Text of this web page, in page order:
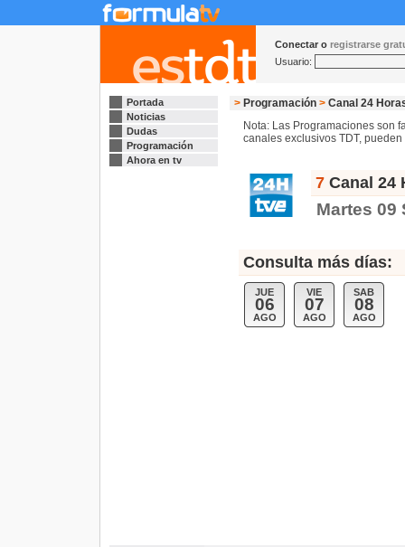
Conectar o registrarse
Usuario:
Portada
Noticias
Dudas
Programación
Ahora en tv
> Programación > Canal 24
Nota: Las Programaciones son
canales exclusivos TDT,
7 Canal 24
Martes 09
Consulta más días:
JUE
06
AGO
VIE
07
AGO
SAB
08
AGO